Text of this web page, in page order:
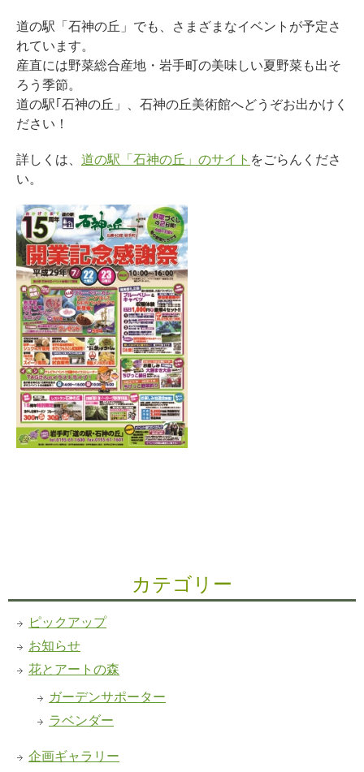
道の駅「石神の丘」でも、さまざまなイベントが予定さ
れています。
産直には野菜総合産地・岩手町の美味しい夏野菜も出そ
ろう季節。
道の駅｢石神の丘」、石神の丘美術館へどうぞお出かけく
ださい！
詳しくは、 道の駅「石神の丘」のサイト をごらんくださ
い。
カテゴリー
ピックアップ
お知らせ
花とアートの森
ガーデンサポーター
ラベンダー
企画ギャラリー